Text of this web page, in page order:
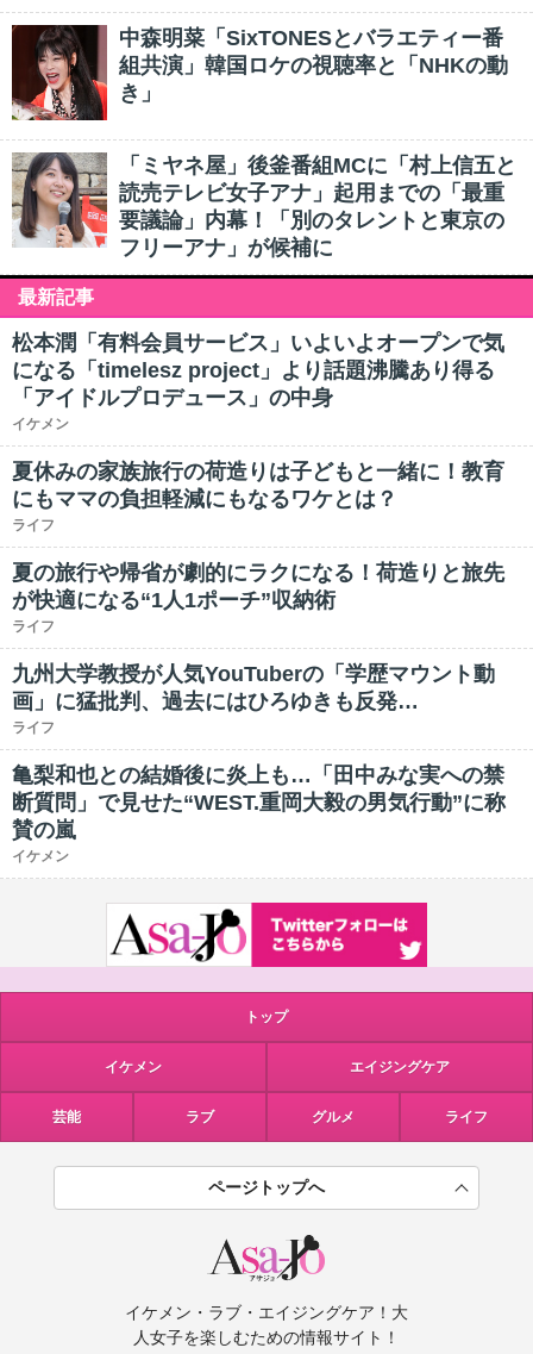
中森明菜「SixTONESとバラエティー番
組共演」韓国ロケの視聴率と「NHKの動
き」
「ミヤネ屋」後釜番組MCに「村上信五と
読売テレビ女子アナ」起用までの「最重
要議論」内幕！「別のタレントと東京の
フリーアナ」が候補に
最新記事
松本潤「有料会員サービス」いよいよオープンで気
になる「timelesz project」より話題沸騰あり得る
「アイドルプロデュース」の中身
イケメン
夏休みの家族旅行の荷造りは子どもと一緒に！教育
にもママの負担軽減にもなるワケとは？
ライフ
夏の旅行や帰省が劇的にラクになる！荷造りと旅先
が快適になる“1人1ポーチ”収納術
ライフ
九州大学教授が人気YouTuberの「学歴マウント動
画」に猛批判、過去にはひろゆきも反発…
ライフ
亀梨和也との結婚後に炎上も…「田中みな実への禁
断質問」で見せた“WEST.重岡大毅の男気行動”に称
賛の嵐
イケメン
トップ
イケメン エイジングケア
芸能 ラブ グルメ ライフ
ページトップへ
イケメン・ラブ・エイジングケア！大
人女子を楽しむための情報サイト！